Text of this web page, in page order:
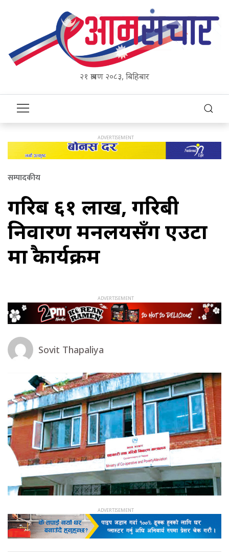
२१ श्रावण २०८३, बिहिबार
सम्पादकीय
गरिब ६१ लाख, गरिबी
निवारण मन्त्रालयसँग एउटा
मात्रै कार्यक्रम
Sovit Thapaliya